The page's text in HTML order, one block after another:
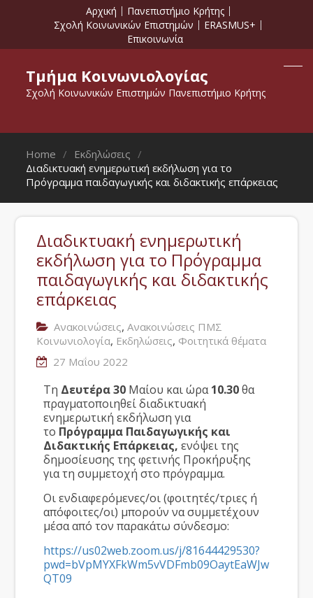
Αρχική
Πανεπιστήμιο Κρήτης
Σχολή Κοινωνικών Επιστημών
ERASMUS+
Επικοινωνία
Τμήμα Κοινωνιολογίας
Σχολή Κοινωνικών Επιστημών Πανεπιστήμιο Κρήτης
Home
Εκδηλώσεις
Διαδικτυακή ενημερωτική εκδήλωση για το
Πρόγραμμα παιδαγωγικής και διδακτικής επάρκειας
Διαδικτυακή ενημερωτική
εκδήλωση για το Πρόγραμμα
παιδαγωγικής και διδακτικής
επάρκειας
Ανακοινώσεις,Ανακοινώσεις ΠΜΣ
Κοινωνιολογία, Εκδηλώσεις, Φοιτητικά θέματα
27 Μαΐου 2022
Τη Δευτέρα 30 Μαίου και ώρα10.30θα
πραγματοποιηθεί διαδικτυακή
ενημερωτική εκδήλωση για
το Πρόγραμμα Παιδαγωγικής και
Διδακτικής Επάρκειας,ενόψει της
δημοσίευσης της φετινής Προκήρυξης
για τη συμμετοχή στο πρόγραμμα.
Οι ενδιαφερόμενες/οι (φοιτητές/τριες ή
απόφοιτες/οι) μπορούν να συμμετέχουν
μέσα από τον παρακάτω σύνδεσμο:
https://us02web.zoom.us/j/81644429530?
pwd=bVpMYXFkWm5vVDFmb09OaytEaWJw
QT09